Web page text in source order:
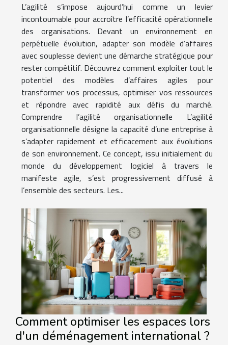
L’agilité s’impose aujourd’hui comme un levier
incontournable pour accroître l’efficacité opérationnelle
des organisations. Devant un environnement en
perpétuelle évolution, adapter son modèle d’affaires
avec souplesse devient une démarche stratégique pour
rester compétitif. Découvrez comment exploiter tout le
potentiel des modèles d’affaires agiles pour
transformer vos processus, optimiser vos ressources
et répondre avec rapidité aux défis du marché.
Comprendre l’agilité organisationnelle L’agilité
organisationnelle désigne la capacité d’une entreprise à
s’adapter rapidement et efficacement aux évolutions
de son environnement. Ce concept, issu initialement du
monde du développement logiciel à travers le
manifeste agile, s’est progressivement diffusé à
l’ensemble des secteurs. Les...
Comment optimiser les espaces lors
d'un déménagement international ?